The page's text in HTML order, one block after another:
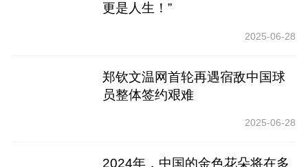
更是人生！”
2025-06-28
郑钦文温网首轮再遇宿敌中国球
员整体签约艰难
2025-06-28
2024年，中国的金色花朵将在多